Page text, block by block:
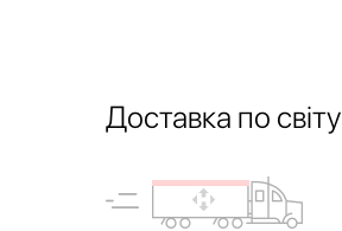
Доставка по світу